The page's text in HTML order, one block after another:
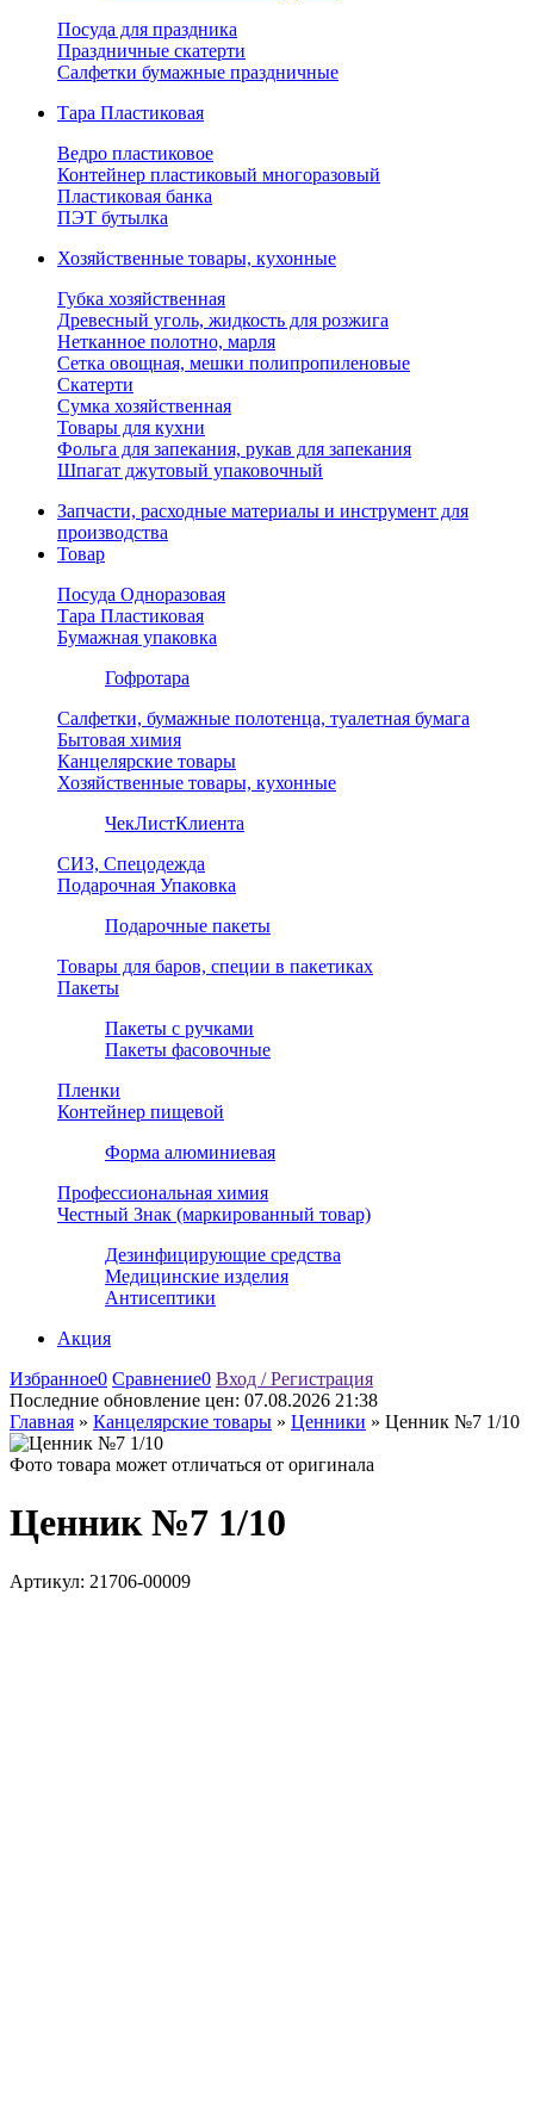
Посуда для праздника
Праздничные скатерти
Салфетки бумажные праздничные
Тара Пластиковая
Ведро пластиковое
Контейнер пластиковый многоразовый
Пластиковая банка
ПЭТ бутылка
Хозяйственные товары, кухонные
Губка хозяйственная
Древесный уголь, жидкость для розжига
Нетканное полотно, марля
Сетка овощная, мешки полипропиленовые
Скатерти
Сумка хозяйственная
Товары для кухни
Фольга для запекания, рукав для запекания
Шпагат джутовый упаковочный
Запчасти, расходные материалы и инструмент для
производства
Товар
Посуда Одноразовая
Тара Пластиковая
Бумажная упаковка
Гофротара
Салфетки, бумажные полотенца, туалетная бумага
Бытовая химия
Канцелярские товары
Хозяйственные товары, кухонные
ЧекЛистКлиента
СИЗ, Спецодежда
Подарочная Упаковка
Подарочные пакеты
Товары для баров, специи в пакетиках
Пакеты
Пакеты с ручками
Пакеты фасовочные
Пленки
Контейнер пищевой
Форма алюминиевая
Профессиональная химия
Честный Знак (маркированный товар)
Дезинфицирующие средства
Медицинские изделия
Антисептики
Акция
Избранное0 Сравнение0 Вход / Регистрация
Последние обновление цен: 07.08.2026 21:38
Главная » Канцелярские товары » Ценники » Ценник №7 1/10
Фото товара может отличаться от оригинала
Ценник №7 1/10
Артикул: 21706-00009